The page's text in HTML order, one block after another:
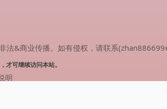
&商业传播。如有侵权，请联系
才可继续访问本站。
明